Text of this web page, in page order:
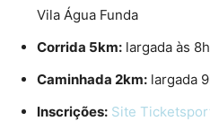
Vila Água Funda
Corrida 5km: largada às 8h
Caminhada 2km: largada
Inscrições: Site